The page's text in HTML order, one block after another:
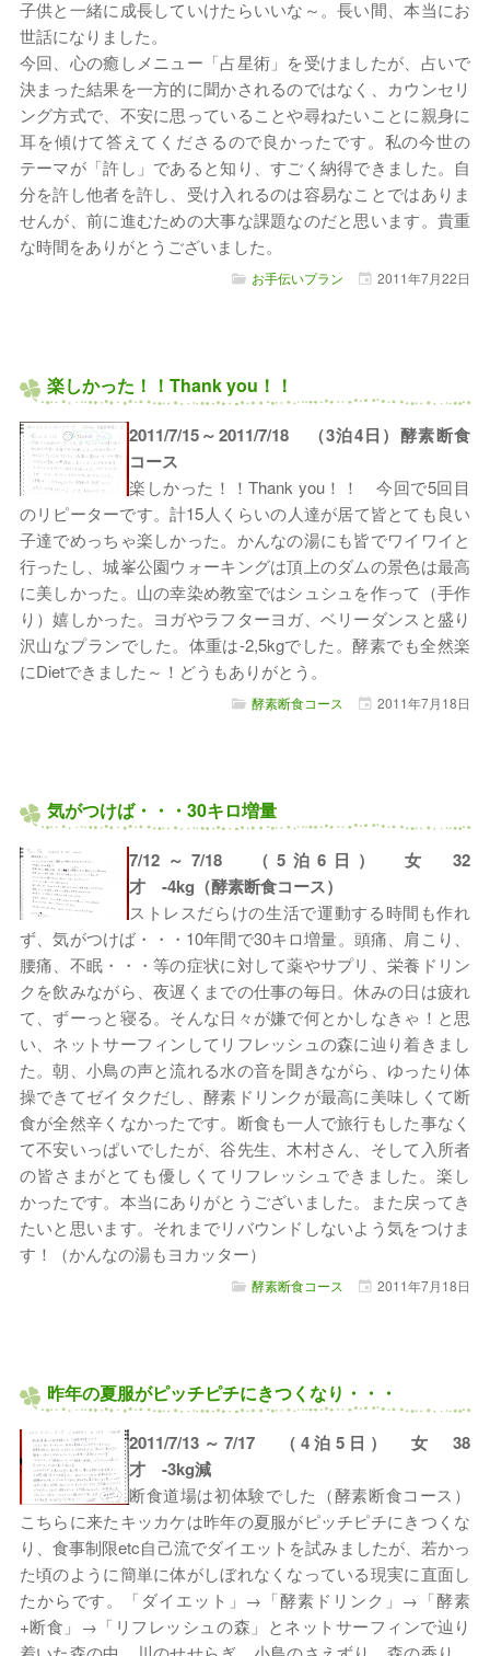
子供と一緒に成長していけたらいいな～。長い間、本当にお
世話になりました。
今回、心の癒しメニュー「占星術」を受けましたが、占いで
決まった結果を一方的に聞かされるのではなく、カウンセリ
ング方式で、不安に思っていることや尋ねたいことに親身に
耳を傾けて答えてくださるので良かったです。私の今世の
テーマが「許し」であると知り、すごく納得できました。自
分を許し他者を許し、受け入れるのは容易なことではありま
せんが、前に進むための大事な課題なのだと思います。貴重
な時間をありがとうございました。
お手伝いプラン 2011年7月22日
楽しかった！！Thank you！！
2011/7/15～2011/7/18 （3泊4日）酵素断食
コース
楽しかった！！Thank you！！ 今回で5回目
のリピーターです。計15人くらいの人達が居て皆とても良い
子達でめっちゃ楽しかった。かんなの湯にも皆でワイワイと
行ったし、城峯公園ウォーキングは頂上のダムの景色は最高
に美しかった。山の幸染め教室ではシュシュを作って（手作
り）嬉しかった。ヨガやラフターヨガ、ベリーダンスと盛り
沢山なプランでした。体重は-2,5kgでした。酵素でも全然楽
にDietできました～！どうもありがとう。
酵素断食コース 2011年7月18日
気がつけば・・・30キロ増量
7/12～7/18 （5泊6日） 女 32
才 -4kg（酵素断食コース）
ストレスだらけの生活で運動する時間も作れ
ず、気がつけば・・・10年間で30キロ増量。頭痛、肩こり、
腰痛、不眠・・・等の症状に対して薬やサプリ、栄養ドリン
クを飲みながら、夜遅くまでの仕事の毎日。休みの日は疲れ
て、ずーっと寝る。そんな日々が嫌で何とかしなきゃ！と思
い、ネットサーフィンしてリフレッシュの森に辿り着きまし
た。朝、小鳥の声と流れる水の音を聞きながら、ゆったり体
操できてゼイタクだし、酵素ドリンクが最高に美味しくて断
食が全然辛くなかったです。断食も一人で旅行もした事なく
て不安いっぱいでしたが、谷先生、木村さん、そして入所者
の皆さまがとても優しくてリフレッシュできました。楽し
かったです。本当にありがとうございました。また戻ってき
たいと思います。それまでリバウンドしないよう気をつけま
す！（かんなの湯もヨカッター）
酵素断食コース 2011年7月18日
昨年の夏服がピッチピチにきつくなり・・・
2011/7/13～7/17 （4泊5日） 女 38
才 -3kg減
断食道場は初体験でした（酵素断食コース）
こちらに来たキッカケは昨年の夏服がピッチピチにきつくな
り、食事制限etc自己流でダイエットを試みましたが、若かっ
た頃のように簡単に体がしぼれなくなっている現実に直面し
たからです。「ダイエット」→「酵素ドリンク」→「酵素
+断食」→「リフレッシュの森」とネットサーフィンで辿り